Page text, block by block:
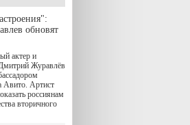
только
весь август по
продолжат
эпизоды
котором
возмездием в
Монте-Кристо
наша
обновят
актер и
Журавлёв
Авито. Артист
россиянам
вторичного